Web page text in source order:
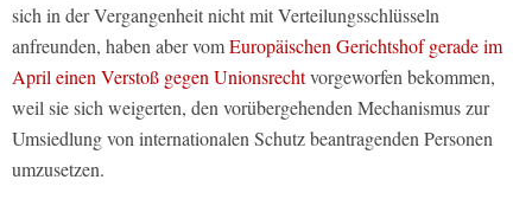
sich in der Vergangenheit nicht mit Verteilungsschlüsseln
anfreunden, haben aber vomEuropäischen Gerichtshof gerade im
April einen Verstoß gegen Unionsrechtvorgeworfen bekommen,
weil sie sich weigerten, den vorübergehenden Mechanismus zur
Umsiedlung von internationalen Schutz beantragenden Personen
umzusetzen.